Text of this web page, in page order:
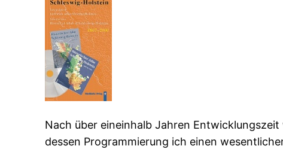
Nach über eineinhalb Jahren
dessen Programmierung ich einen